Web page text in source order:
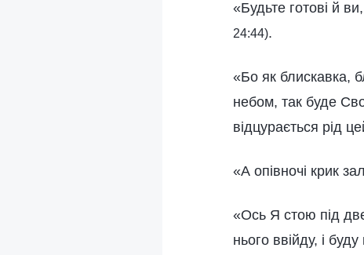
«Будьте готові й
24:44).
«Бо як блискавка,
небом, так буде
відцурається рід
«А опівночі крик
«Ось Я стою під
нього ввійду, і